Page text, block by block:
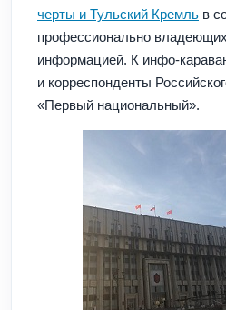
черты и Тульский Кремль в
профессионально
информацией. К инфо-
и корреспонденты
«Первый национальный».